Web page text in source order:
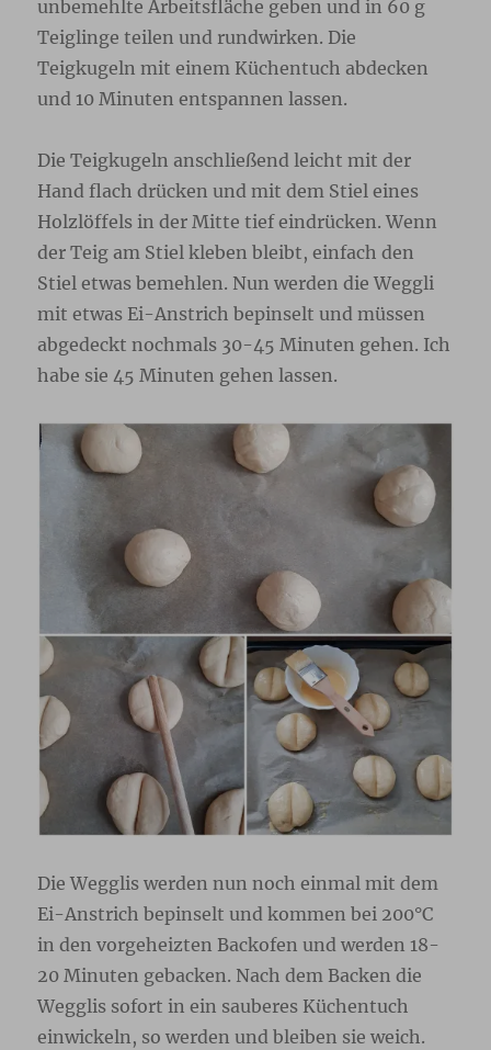
unbemehlte Arbeitsfläche geben und in 60 g
Teiglinge teilen und rundwirken. Die
Teigkugeln mit einem Küchentuch abdecken
und 10 Minuten entspannen lassen.
Die Teigkugeln anschließend leicht mit der
Hand flach drücken und mit dem Stiel eines
Holzlöffels in der Mitte tief eindrücken. Wenn
der Teig am Stiel kleben bleibt, einfach den
Stiel etwas bemehlen. Nun werden die Weggli
mit etwas Ei-Anstrich bepinselt und müssen
abgedeckt nochmals 30-45 Minuten gehen. Ich
habe sie 45 Minuten gehen lassen.
Die Wegglis werden nun noch einmal mit dem
Ei-Anstrich bepinselt und kommen bei 200°C
in den vorgeheizten Backofen und werden 18-
20 Minuten gebacken. Nach dem Backen die
Wegglis sofort in ein sauberes Küchentuch
einwickeln, so werden und bleiben sie weich.